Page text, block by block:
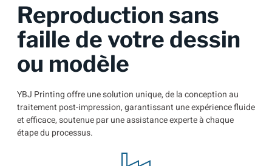
Reproduction sans
faille de votre dessin
ou modèle
YBJ Printing offre une solution unique, de la conception au
traitement post-impression, garantissant une expérience fluide
et efficace, soutenue par une assistance experte à chaque
étape du processus.